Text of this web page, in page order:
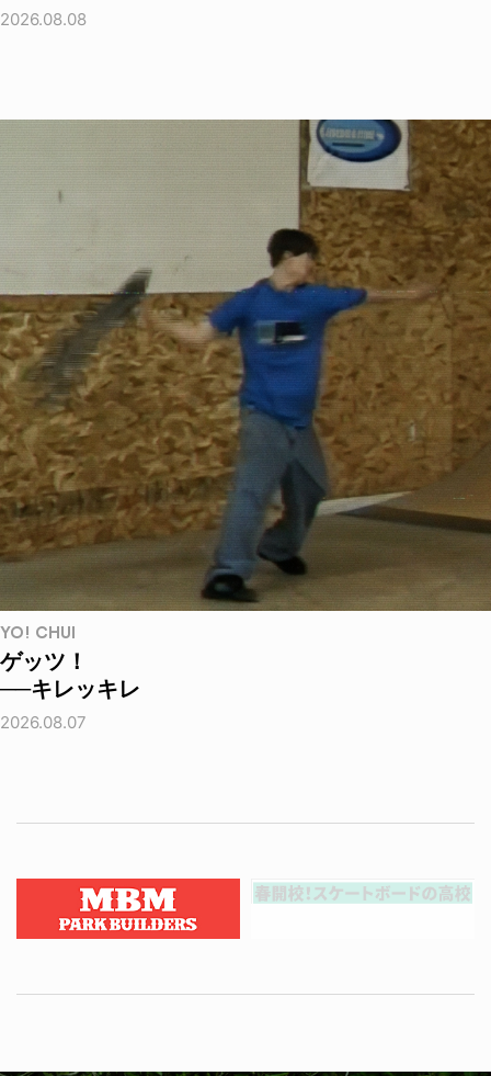
2026.08.08
YO! CHUI
ゲッツ！
──キレッキレ
2026.08.07